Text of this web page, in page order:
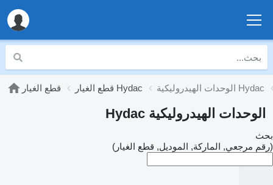
قطع الغيار قطع الغيار Hydac الوحدات الهيدروليكية Hydac
الوحدات الهيدروليكية Hydac
بحث
(رقم مرجعي, الماركة, الموديل, قطع الغيار)